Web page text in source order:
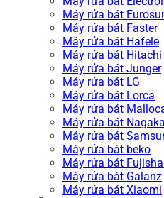
Máy rửa bát
Máy rửa bát Faster
Máy rửa bát Hafele
Máy rửa bát Hitachi
Máy rửa bát Junger
Máy rửa bát LG
Máy rửa bát Lorca
Máy rửa bát
Máy rửa bát
Máy rửa bát
Máy rửa bát beko
Máy rửa bát
Máy rửa bát Galanz
Máy rửa bát Xiaomi